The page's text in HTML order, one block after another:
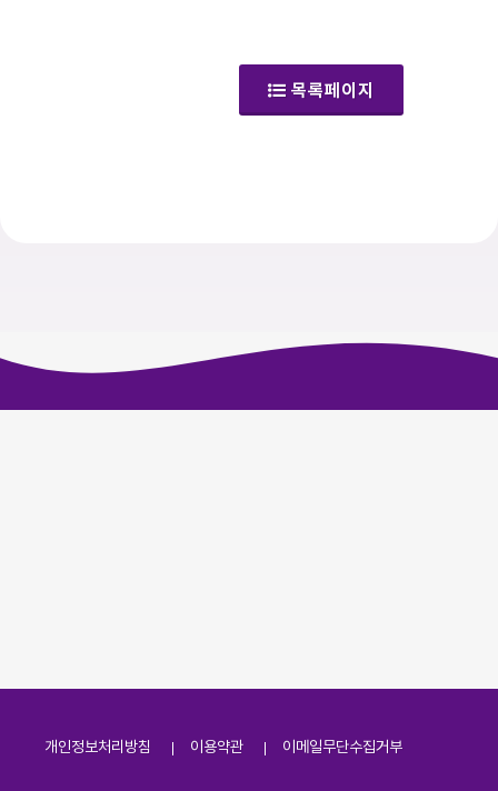
목록페이지
개인정보처리방침 이용약관 이메일무단수집거부